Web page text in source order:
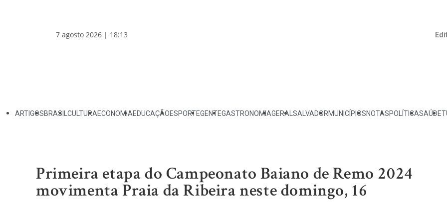
7 agosto 2026 | 18:13
ARTIGOSBRASIL CULTURAECONOMIAEDUCAÇÃOESPORTEGENTEGASTRONOMIAGERAL SALVADORMUNICÍPIOSNOTASPOLÍTICASAÚDE
Primeira etapa do Campeonato Baiano de Remo 2024
movimenta Praia da Ribeira neste domingo, 16